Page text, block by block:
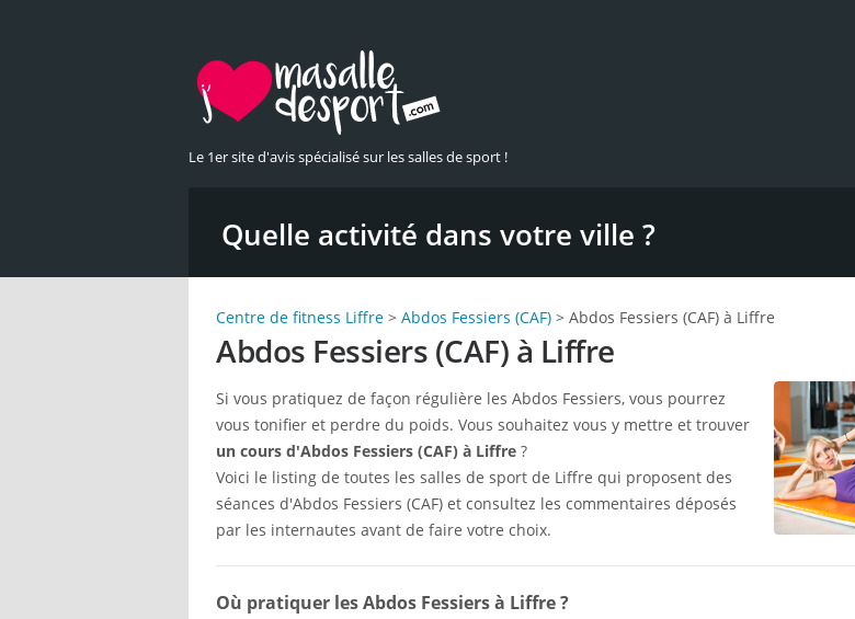
Le 1er site d'avis spécialisé sur les salles de sport !
Quelle activité dans votre ville ?
Centre de fitness Liffre > Abdos Fessiers (CAF) > Abdos Fessiers (CAF) à Liffre
Abdos Fessiers (CAF) à Liffre
Si vous pratiquez de façon régulière les Abdos Fessiers, vous pourrez
vous tonifier et perdre du poids. Vous souhaitez vous y mettre et trouver
un cours d'Abdos Fessiers (CAF) à Liffre ?
Voici le listing de toutes les salles de sport de Liffre qui proposent des
séances d'Abdos Fessiers (CAF) et consultez les commentaires déposés
par les internautes avant de faire votre choix.
Où pratiquer les Abdos Fessiers à Liffre ?